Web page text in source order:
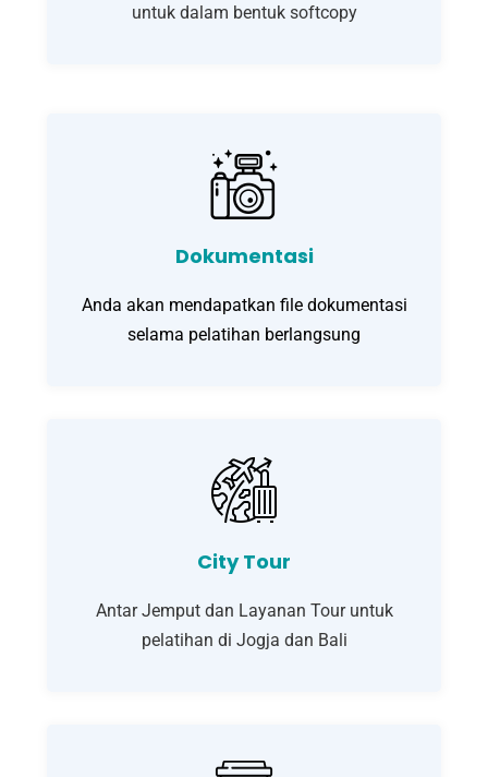
untuk dalam bentuk softcopy
Dokumentasi
Anda akan mendapatkan file dokumentasi
selama pelatihan berlangsung
City Tour
Antar Jemput dan Layanan Tour untuk
pelatihan di Jogja dan Bali